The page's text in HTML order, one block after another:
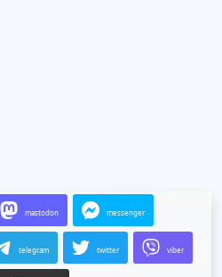
mastodon messenger
telegram twitter viber